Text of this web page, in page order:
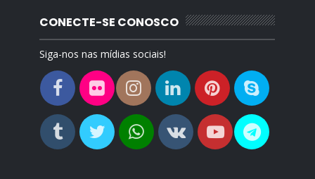
CONECTE-SE CONOSCO
Siga-nos nas mídias sociais!